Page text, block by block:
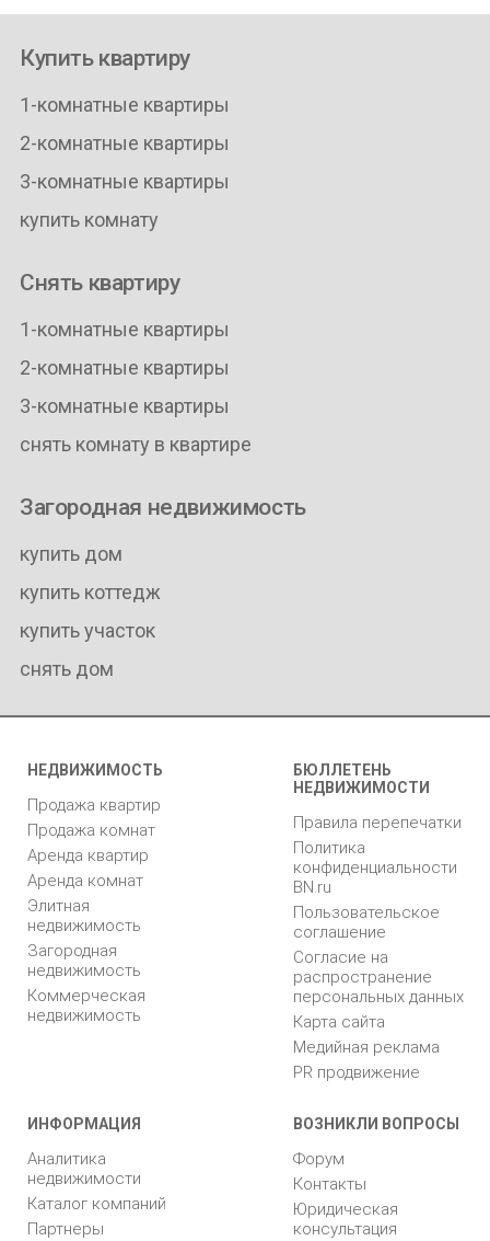
Купить квартиру
1-комнатные квартиры
2-комнатные квартиры
3-комнатные квартиры
купить комнату
Снять квартиру
1-комнатные квартиры
2-комнатные квартиры
3-комнатные квартиры
снять комнату в квартире
Загородная недвижимость
купить дом
купить коттедж
купить участок
снять дом
НЕДВИЖИМОСТЬ
Продажа квартир
Продажа комнат
Аренда квартир
Аренда комнат
Элитная
недвижимость
Загородная
недвижимость
Коммерческая
недвижимость
БЮЛЛЕТЕНЬ
НЕДВИЖИМОСТИ
Правила перепечатки
Политика
конфиденциальности
BN.ru
Пользовательское
соглашение
Согласие на
распространение
персональных данных
Карта сайта
Медийная реклама
PR продвижение
ИНФОРМАЦИЯ
Аналитика
недвижимости
Каталог компаний
Партнеры
ВОЗНИКЛИ ВОПРОСЫ
Форум
Контакты
Юридическая
консультация